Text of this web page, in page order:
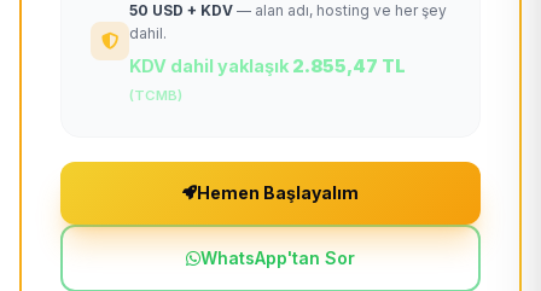
50 USD + KDV — alan adı, hosting ve her şey
dahil.
KDV dahil yaklaşık 2.855,47 TL
(TCMB)
Hemen Başlayalım
WhatsApp'tan Sor